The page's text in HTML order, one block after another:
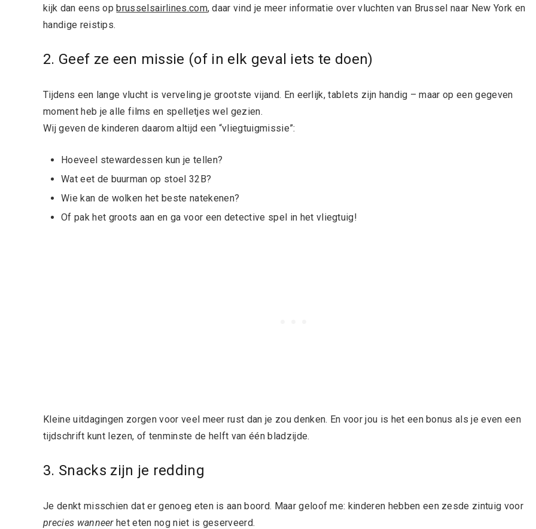
kijk dan eens opbrusselsairlines.com, daar vind je meer informatie over vluchten van Brussel naar New York en
handige reistips.
2. Geef ze een missie (of in elk geval iets te doen)
Tijdens een lange vlucht is verveling je grootste vijand. En eerlijk, tablets zijn handig – maar op een gegeven
moment heb je alle films en spelletjes wel gezien.
Wij geven de kinderen daarom altijd een “vliegtuigmissie”:
Hoeveel stewardessen kun je tellen?
Wat eet de buurman op stoel 32B?
Wie kan de wolken het beste natekenen?
Of pak het groots aan en ga voor een detective spel in het vliegtuig!
Kleine uitdagingen zorgen voor veel meer rust dan je zou denken. En voor jou is het een bonus als je even een
tijdschrift kunt lezen, of tenminste de helft van één bladzijde.
3. Snacks zijn je redding
Je denkt misschien dat er genoeg eten is aan boord. Maar geloof me: kinderen hebben een zesde zintuig voor
precies wanneerhet eten nog niet is geserveerd.